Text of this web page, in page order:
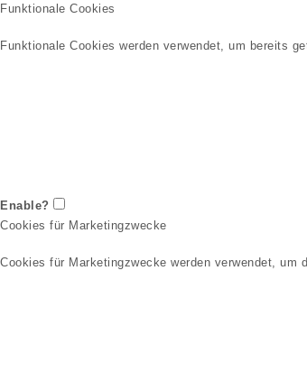
Funktionale Cookies
Funktionale Cookies werden verwendet, um bereits
Enable?
Cookies für Marketingzwecke
Cookies für Marketingzwecke werden verwendet,